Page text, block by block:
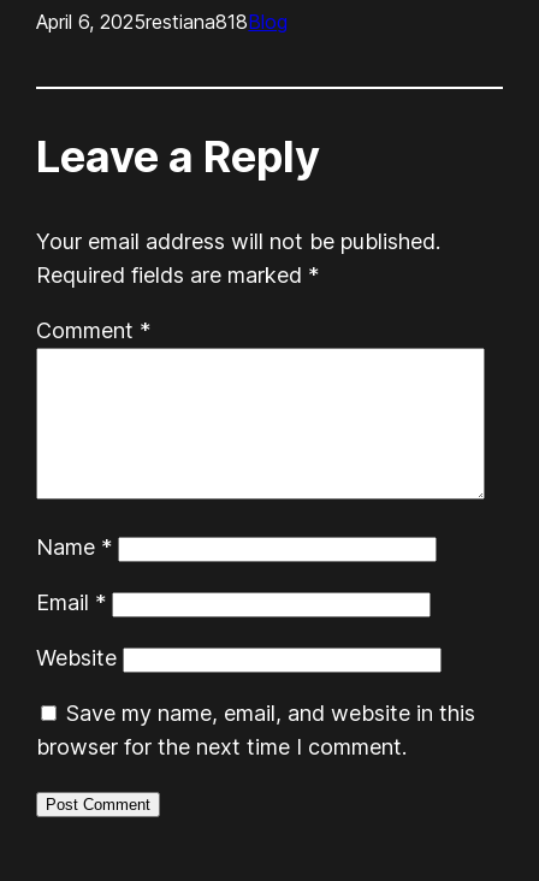
April 6, 2025restiana818Blog
Leave a Reply
Your email address will not be published.
Required fields are marked *
Comment *
Name *
Email *
Website
Save my name, email, and website in this
browser for the next time I comment.